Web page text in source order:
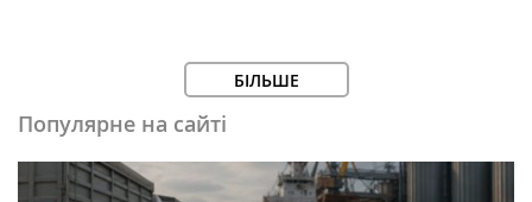
БІЛЬШЕ
Популярне на сайті